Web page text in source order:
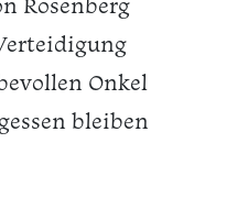
Onkel
bleiben